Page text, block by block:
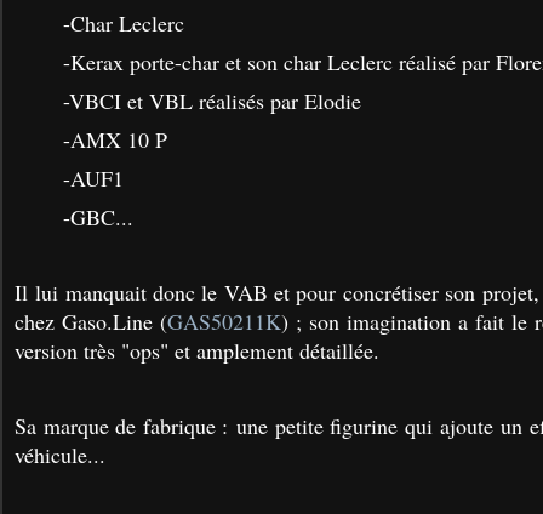
-Char Leclerc
-Kerax porte-char et son char Leclerc réalisé par
-VBCI et VBL réalisés par Elodie
-AMX 10 P
-AUF1
-GBC...
Il lui manquait donc le VAB et pour concrétiser son
chez Gaso.Line (GAS50211K) ; son imagination a fait le
version très "ops" et amplement détaillée.
Sa marque de fabrique : une petite figurine qui ajoute un
véhicule...